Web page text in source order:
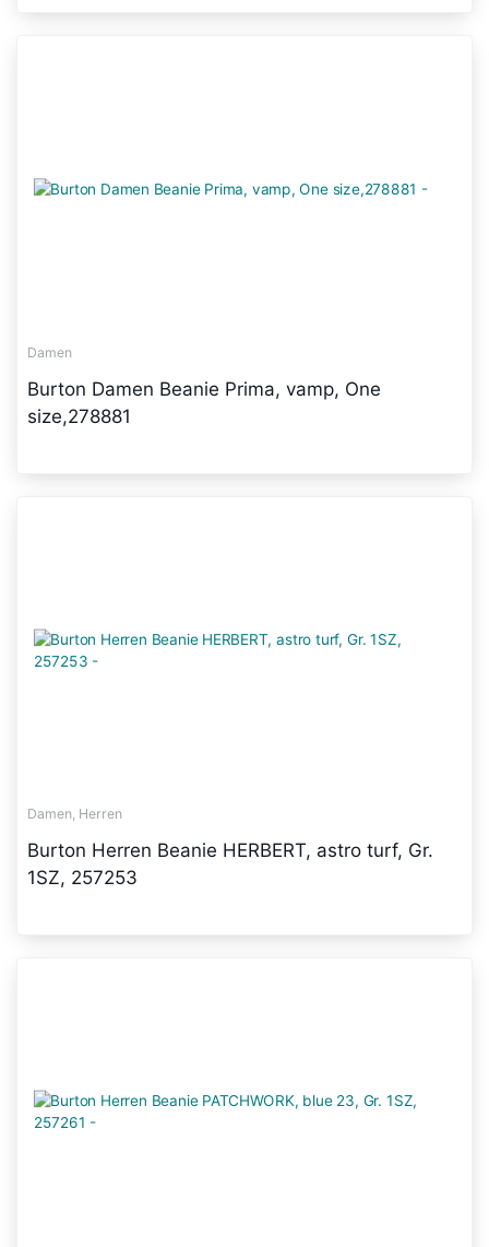
Damen
Burton Damen Beanie Prima, vamp, One
size,278881
Damen, Herren
Burton Herren Beanie HERBERT, astro turf, Gr.
1SZ, 257253